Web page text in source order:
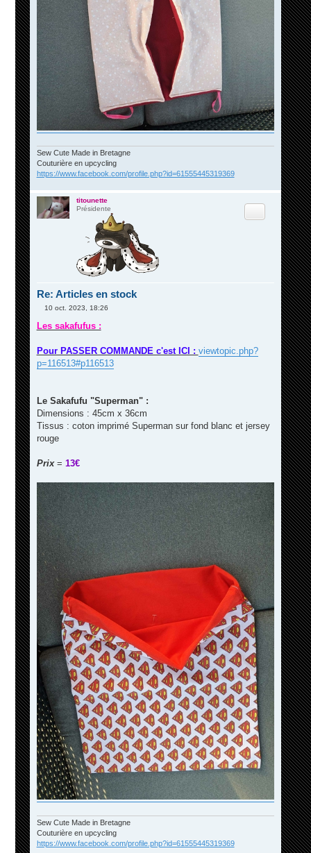
Sew Cute Made in Bretagne
Couturière en upcycling
https://www.facebook.com/profile.php?id=61555445319369
titounette
Présidente
Re: Articles en stock
s
g
e
10 oct. 2023, 18:26
Les sakafufus :
Pour PASSER COMMANDE c'est ICI : viewtopic.php?
p=116513#p116513
Le Sakafufu "Superman" :
Dimensions : 45cm x 36cm
Tissus : coton imprimé Superman sur fond blanc et jersey
rouge
Prix = 13€
Sew Cute Made in Bretagne
Couturière en upcycling
https://www.facebook.com/profile.php?id=61555445319369